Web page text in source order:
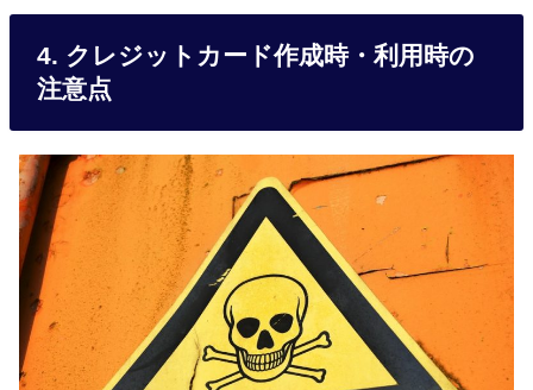
4. クレジットカード作成時・利用時の
注意点